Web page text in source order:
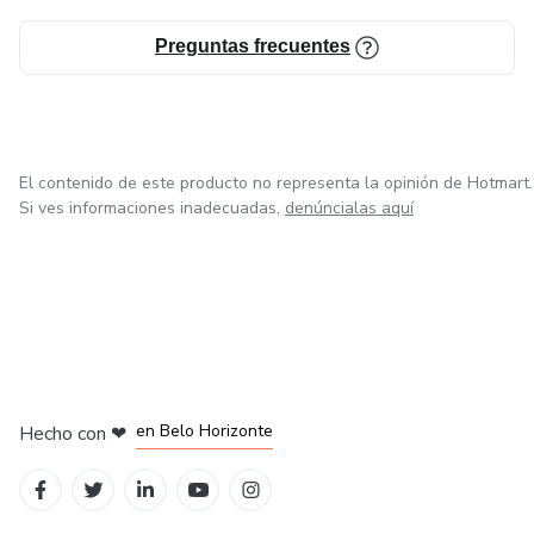
emocional diseñado para mujeres que ya no tienen tiempo
que perder.
Preguntas frecuentes
El contenido de este producto no representa la opinión de Hotmart.
Si ves informaciones inadecuadas, denúncialas aquí
Hecho con ❤ en Belo Horizonte